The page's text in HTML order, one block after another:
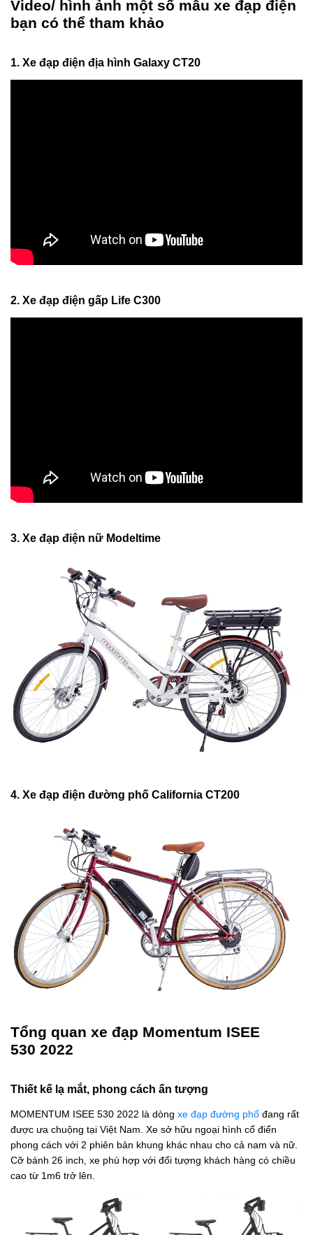
Video/ hình ảnh một số mẫu xe đạp điện
bạn có thể tham khảo
1. Xe đạp điện địa hình Galaxy CT20
2. Xe đạp điện gấp Life C300
3. Xe đạp điện nữ Modeltime
4. Xe đạp điện đường phố California CT200
Tổng quan xe đạp Momentum ISEE
530 2022
Thiết kế lạ mắt, phong cách ấn tượng
MOMENTUM ISEE 530 2022 là dòng xe đạp đường phố đang rất
được ưa chuộng tại Việt Nam. Xe sở hữu ngoại hình cổ điển
phong cách với 2 phiên bản khung khác nhau cho cả nam và nữ.
Cỡ bánh 26 inch, xe phù hợp với đối tượng khách hàng có chiều
cao từ 1m6 trở lên.